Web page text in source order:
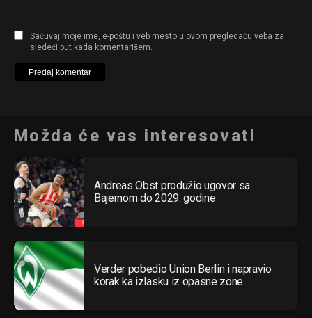
Sačuvaj moje ime, e-poštu i veb mesto u ovom pregledaču veba za
sledeći put kada komentarišem.
Možda će vas interesovati
Andreas Obst produžio ugovor sa
Bajernom do 2029. godine
Verder pobedio Union Berlin i napravio
korak ka izlasku iz opasne zone